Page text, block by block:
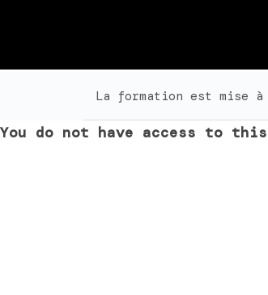
La formation est mise
You do not have access to